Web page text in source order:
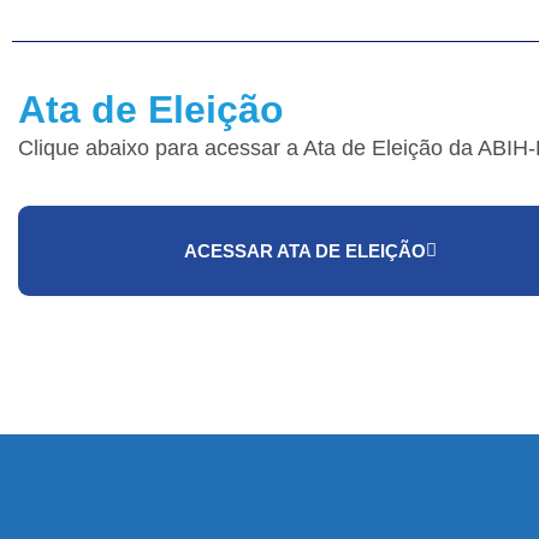
Ata de Eleição
Clique abaixo para acessar a Ata de Eleição da
ACESSAR ATA DE ELEIÇÃO